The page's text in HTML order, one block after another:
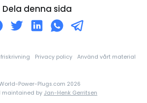
Dela denna sida
Privacy policy Använd vårt material
Power-Plugs.com 2026
maintained by Jan-Henk Gerritsen